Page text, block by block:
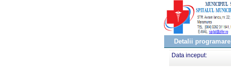
Detalii programare
Data inceput: